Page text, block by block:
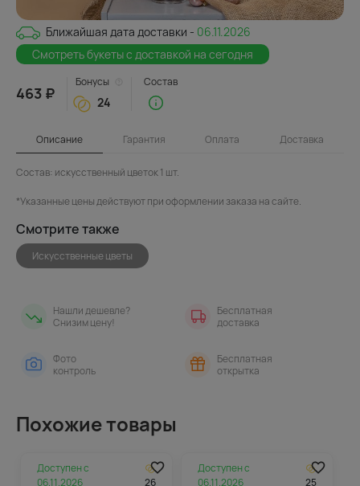
Ближайшая дата доставки - 06.11.2026
Смотреть букеты с доставкой на сегодня
463 ₽
Бонусы
24
Состав
Описание Гарантия Оплата Доставка
Состав: искусственный цветок 1 шт.
*Указанные цены действуют при оформлении заказа на сайте.
Смотрите также
Искусственные цветы
Нашли дешевле?
Снизим цену!
Бесплатная
доставка
Фото
контроль
Бесплатная
открытка
Похожие товары
Доступен с
06.11.2026
26
Доступен с
06.11.2026
25